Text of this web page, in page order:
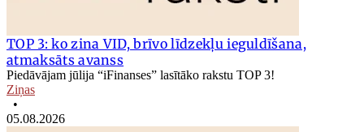
TOP 3: ko zina VID, brīvo līdzekļu ieguldīšana,
atmaksāts avanss
Piedāvājam jūlija “iFinanses” lasītāko rakstu TOP 3!
Ziņas
•
05.08.2026